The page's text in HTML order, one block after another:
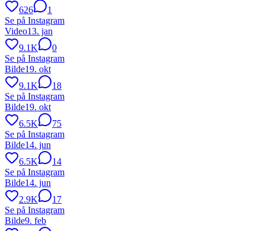
626
1
Se på Instagram
Video13. jan
9.1K
0
Se på Instagram
Bilde19. okt
9.1K
18
Se på Instagram
Bilde19. okt
6.5K
75
Se på Instagram
Bilde14. jun
6.5K
14
Se på Instagram
Bilde14. jun
2.9K
17
Se på Instagram
Bilde9. feb